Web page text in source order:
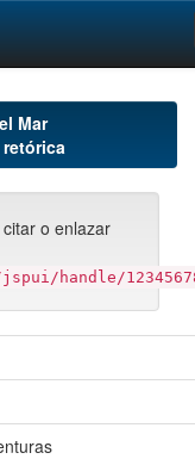
Mar
o enlazar
handle/